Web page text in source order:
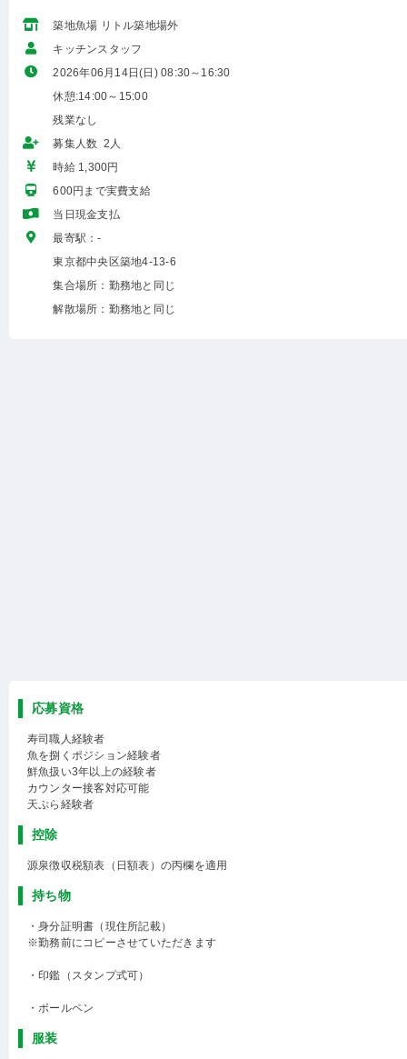
築地魚場 リトル築地場外
キッチンスタッフ
2026年06月14日(日) 08:30～16:30
休憩:14:00～15:00
残業なし
募集人数 2人
時給 1,300円
600円まで実費支給
当日現金支払
最寄駅：-
東京都中央区築地4-13-6
集合場所：勤務地と同じ
解散場所：勤務地と同じ
応募資格
寿司職人経験者
魚を捌くポジション経験者
鮮魚扱い3年以上の経験者
カウンター接客対応可能
天ぷら経験者
控除
源泉徴収税額表（日額表）の丙欄を適用
持ち物
・身分証明書（現住所記載）
※勤務前にコピーさせていただきます
・印鑑（スタンプ式可）
・ボールペン
服装